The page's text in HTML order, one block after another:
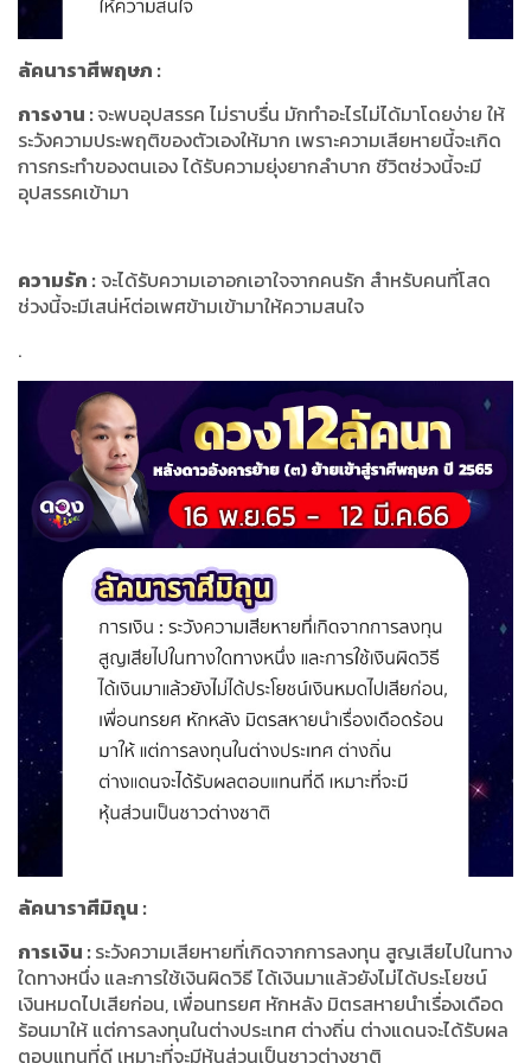
ลัคนาราศีพฤษภ :
การงาน :จะพบอุปสรรค ไม่ราบรื่น มักทำอะไรไม่ได้มาโดยง่าย ให้
ระวังความประพฤติของตัวเองให้มาก เพราะความเสียหายนี้จะเกิด
การกระทำของตนเอง ได้รับความยุ่งยากลำบาก ชีวิตช่วงนี้จะมี
อุปสรรคเข้ามา
ความรัก :จะได้รับความเอาอกเอาใจจากคนรัก สำหรับคนที่โสด
ช่วงนี้จะมีเสน่ห์ต่อเพศข้ามเข้ามาให้ความสนใจ
.
ลัคนาราศีมิถุน :
การเงิน :ระวังความเสียหายที่เกิดจากการลงทุน สูญเสียไปในทาง
ใดทางหนึ่ง และการใช้เงินผิดวิธี ได้เงินมาแล้วยังไม่ได้ประโยชน์
เงินหมดไปเสียก่อน, เพื่อนทรยศ หักหลัง มิตรสหายนำเรื่องเดือด
ร้อนมาให้ แต่การลงทุนในต่างประเทศ ต่างถิ่น ต่างแดนจะได้รับผล
ตอบแทนที่ดี เหมาะที่จะมีหุ้นส่วนเป็นชาวต่างชาติ